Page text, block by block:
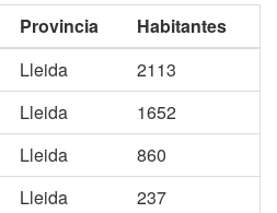
Provincia
Habitantes
Lleida
2113
Lleida
1652
Lleida
860
Lleida
237